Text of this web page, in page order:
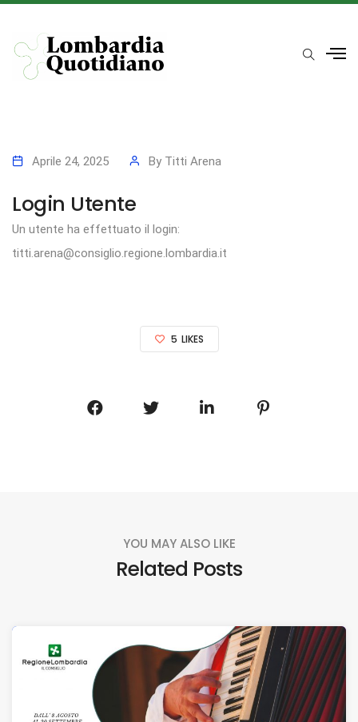
Aprile 24, 2025 By Titti Arena
Login Utente
Un utente ha effettuato il login:
titti.arena@consiglio.regione.lombardia.it
5 LIKES
YOU MAY ALSO LIKE
Related Posts